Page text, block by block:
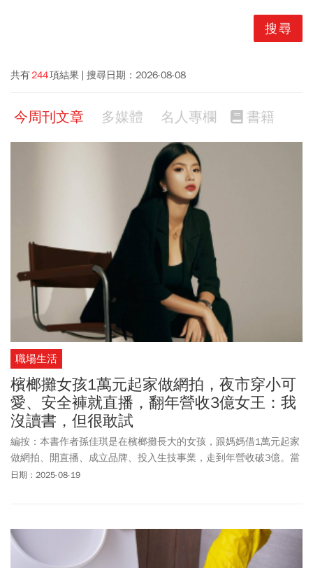
共有244項結果 搜尋日期： 2026-08-08
今周刊文章 多媒體 名人專欄 書籍
職場生活
檳榔攤女孩1萬元起家做網拍，夜市穿小可
愛、安全褲就直播，翻年營收3億女王：我
沒讀書，但很敢試
編按：本書作者孫佳琪是在檳榔攤長大的女孩，跟媽媽借1萬元起家
做網拍、開直播、成立品牌、投入生技事業，走到年營收破3億。當
時直播電商還沒成主流，她靠著全館399的定價策略，把店門口當成
年的姐姐，一起創辦養髮品牌。創業12年來，聽過太多「安全建
議」：直播只能賣低價品、女生不能太強勢，但她從不照做，而是
日期：2025-08-19